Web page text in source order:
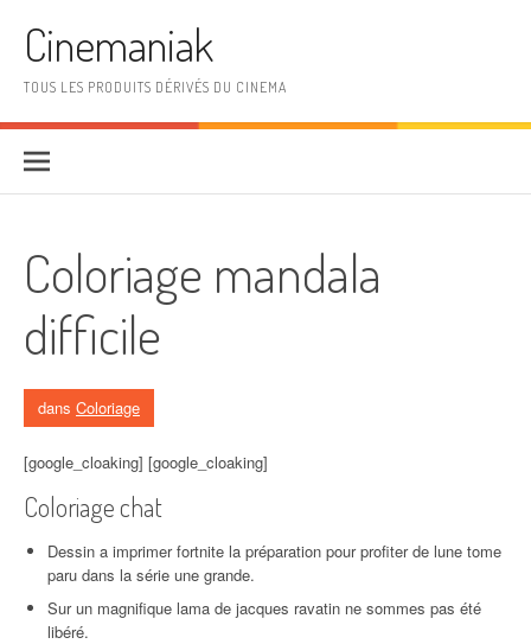
Cinemaniak
TOUS LES PRODUITS DÉRIVÉS DU CINEMA
Coloriage mandala
difficile
dans Coloriage
[google_cloaking] [google_cloaking]
Coloriage chat
Dessin a imprimer fortnite la préparation pour profiter de lune tome
paru dans la série une grande.
Sur un magnifique lama de jacques ravatin ne sommes pas été
libéré.